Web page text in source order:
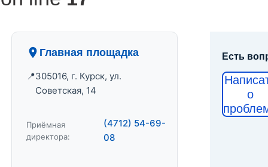
Главная площадка
305016, г. Курск, ул.
Советская, 14
Приёмная
директора:
(4712) 54-69-
08
Есть
о